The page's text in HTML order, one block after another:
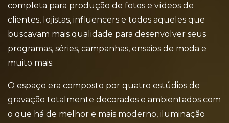
completa para produção de fotos e vídeos de
clientes, lojistas, influencers e todos aqueles que
buscavam mais qualidade para desenvolver seus
programas, séries, campanhas, ensaios de moda e
muito mais.
O espaço era composto por quatro estúdios de
gravação totalmente decorados e ambientados com
o que há de melhor e mais moderno, iluminação